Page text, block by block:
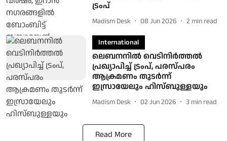
ട്രംപ്
Madism Desk 08 Jun 2026 2 min read
International
ലെബനനില്‍ വെടിനിര്‍ത്തല്‍
പ്രഖ്യാപിച്ച് ട്രംപ്, പരസ്പരം
ആക്രമണം തുടര്‍ന്ന്
ഇസ്രായേലും ഹിസ്ബുള്ളയും
Madism Desk 02 Jun 2026 3 min read
Read More